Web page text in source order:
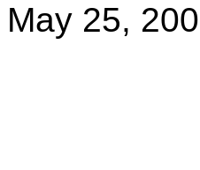
May 25,